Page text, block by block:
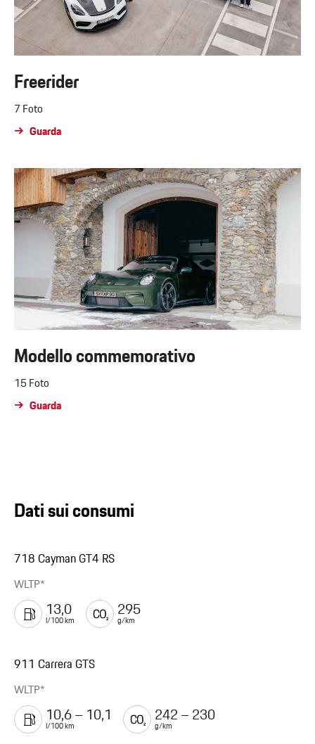
Freerider
7 Foto
Guarda
Modello commemorativo
15 Foto
Guarda
Dati sui consumi
718 Cayman GT4 RS
WLTP*
13,0
l/100 km
295
g/km
911 Carrera GTS
WLTP*
10,6 – 10,1
l/100 km
242 – 230
g/km